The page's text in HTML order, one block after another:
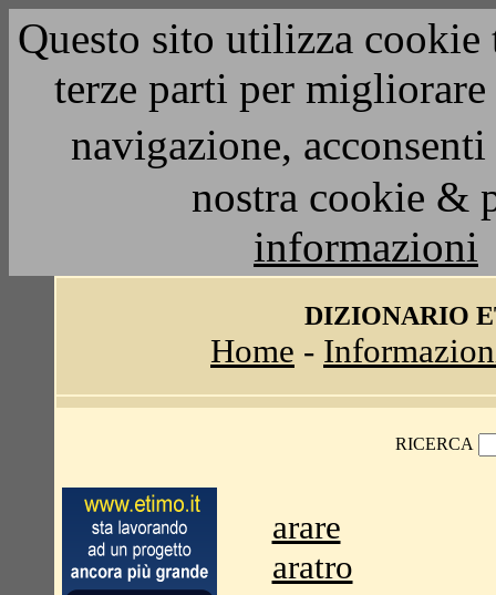
Questo sito utilizza
terze parti per
navigazione,
nostra cookie &
informazioni
DIZIONARIO
Home -
RICERCA
arare
aratro